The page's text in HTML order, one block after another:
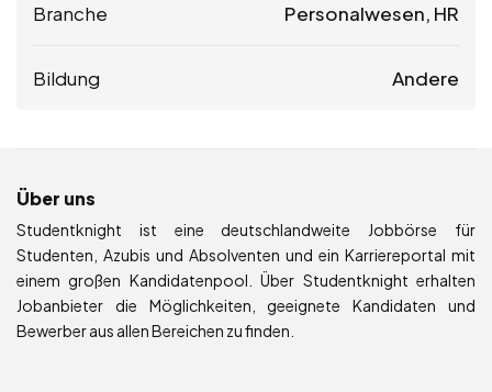
Branche Personalwesen, HR
Bildung Andere
Über uns
Studentknight ist eine deutschlandweite Jobbörse für
Studenten, Azubis und Absolventen und ein Karriereportal mit
einem großen Kandidatenpool. Über Studentknight erhalten
Jobanbieter die Möglichkeiten, geeignete Kandidaten und
Bewerber aus allen Bereichen zu finden.